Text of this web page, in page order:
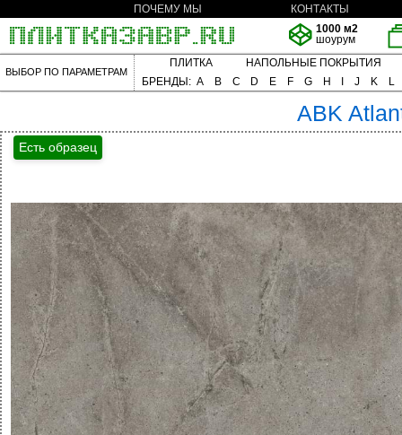
ПОЧЕМУ МЫ
КОНТАКТЫ
1000 м2
шоурум
ВЫБОР ПО ПАРАМЕТРАМ
ПЛИТКА
НАПОЛЬНЫЕ ПОКРЫТИЯ
БРЕНДЫ: A B C D E F G H J K L
ABK
Есть образец